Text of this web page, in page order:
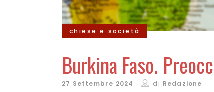
chiese e società
Burkina Faso.
27 Settembre 2024 di Redazione